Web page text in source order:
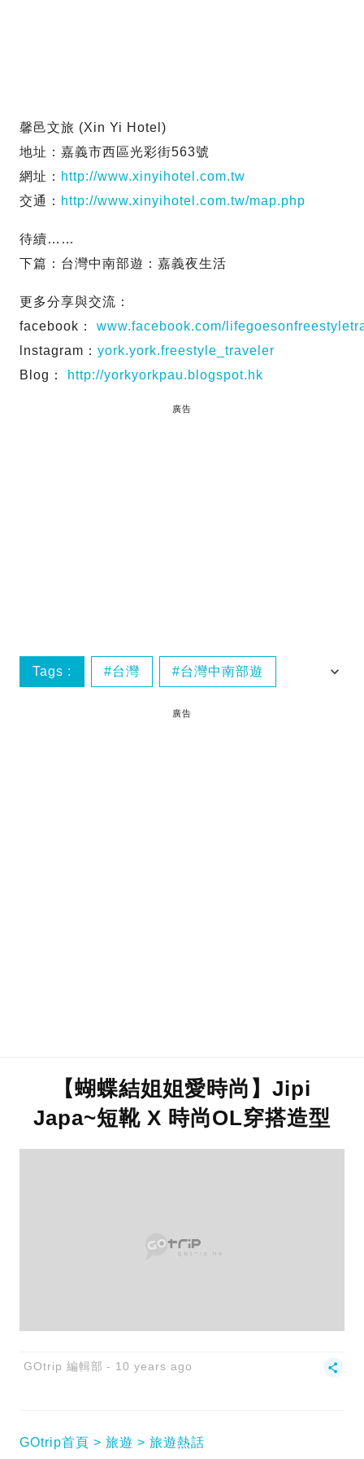
馨邑文旅 (Xin Yi Hotel)
地址：嘉義市西區光彩街563號
網址： http://www.xinyihotel.com.tw
交通： http://www.xinyihotel.com.tw/map.php
待續……
下篇：台灣中南部遊：嘉義夜生活
更多分享與交流：
facebook： www.facebook.com/
lnstagram： york.york.freestyle_traveler
Blog：
http://yorkyorkpau.blogspot.hk
廣告
Tags : 台灣 台灣中南部遊
廣告
【蝴蝶結姐姐愛時尚】Jipi
Japa~短靴 X 時尚OL穿搭造型
GOtrip 編輯部 10 years ago
GOtrip首頁 旅遊 旅遊熱話